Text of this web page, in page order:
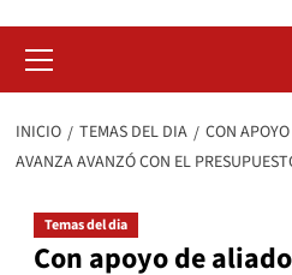
primario
INICIO TEMAS DEL DIA
CON
AVANZA AVANZÓ CON EL
Temas del dia
Con apoyo de